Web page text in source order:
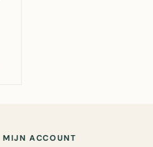
MIJN ACCOUNT